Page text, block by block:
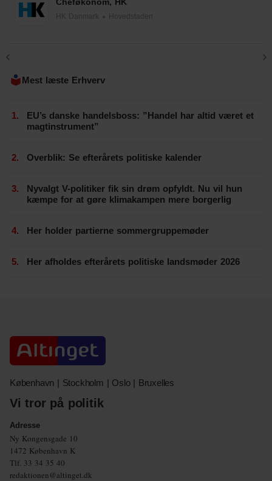
Cheføkonom, HK
HK Danmark Hovedstaden
Mest læste Erhverv
EU’s danske handelsboss: ”Handel har altid været et
magtinstrument”
Overblik: Se efterårets politiske kalender
Nyvalgt V-politiker fik sin drøm opfyldt. Nu vil hun
kæmpe for at gøre klimakampen mere borgerlig
Her holder partierne sommergruppemøder
Her afholdes efterårets politiske landsmøder 2026
København | Stockholm | Oslo | Bruxelles
Vi tror på politik
Adresse
Ny Kongensgade 10
1472 København K
Tlf. 33 34 35 40
redaktionen@altinget.dk